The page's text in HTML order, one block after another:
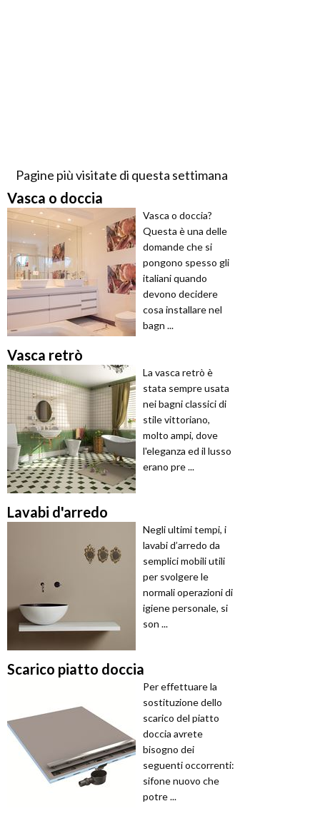
Pagine più visitate di questa settimana
Vasca o doccia
Vasca o doccia?
Questa è una delle
domande che si
pongono spesso gli
italiani quando
devono decidere
cosa installare nel
bagn ...
Vasca retrò
La vasca retrò è
stata sempre usata
nei bagni classici di
stile vittoriano,
molto ampi, dove
l'eleganza ed il lusso
erano pre ...
Lavabi d'arredo
Negli ultimi tempi, i
lavabi d’arredo da
semplici mobili utili
per svolgere le
normali operazioni di
igiene personale, si
son ...
Scarico piatto doccia
Per effettuare la
sostituzione dello
scarico del piatto
doccia avrete
bisogno dei
seguenti occorrenti:
sifone nuovo che
potre ...